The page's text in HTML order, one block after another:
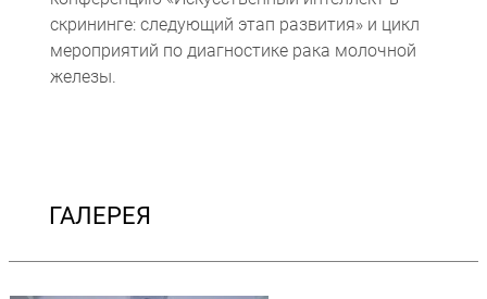
скрининге: следующий этап развития» и цикл
мероприятий по диагностике рака молочной
железы.
ГАЛЕРЕЯ